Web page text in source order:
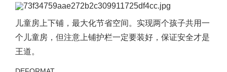
儿童房上下铺，最大化节省空间。实现两个孩子共用一
个儿童房，但注意上铺护栏一定要装好，保证安全才是
王道。